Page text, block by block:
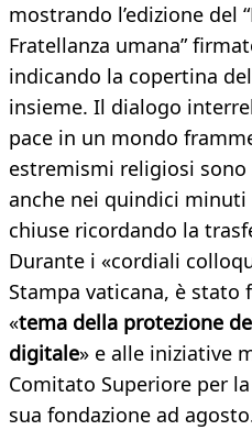
mostrando l’edizione del
Fratellanza umana”
indicando la copertina
insieme. Il dialogo
pace in un mondo
estremismi religiosi
anche nei quindici
chiuse ricordando la
Durante i «cordiali
Stampa vaticana, è stato
«tema della protezione
digitale» e alle iniziative
Comitato Superiore per
sua fondazione ad